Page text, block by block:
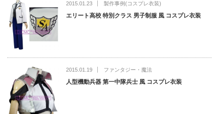
2015.01.23 製作事例(コスプレ衣装)
エリート高校 特別クラス 男子制服 風 コスプレ衣装
2015.01.19 ファンタジー・魔法
人型機動兵器 第一中隊兵士 風 コスプレ衣装